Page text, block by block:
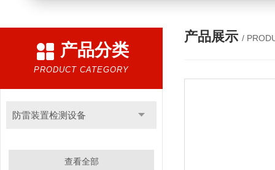
产品展示 /
产品分类
PRODUCT CATEGORY
防雷装置检测设备
查看全部